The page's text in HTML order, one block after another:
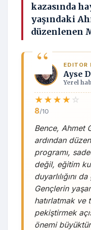
kazasında
yaşındaki
düzenlenen
EDITOR
Ayse
Yerel
★★★★ ☆
8/10
Bence, Ahmet
ardından
programı,
değil, eğitim
duyarlılığını
Gençlerin
hatırlatmak ve
pekiştirmek
önemi